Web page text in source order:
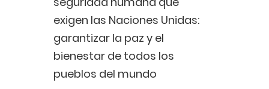
exigen las Naciones Unidas:
garantizar la paz y el
bienestar de todos los
pueblos del mundo